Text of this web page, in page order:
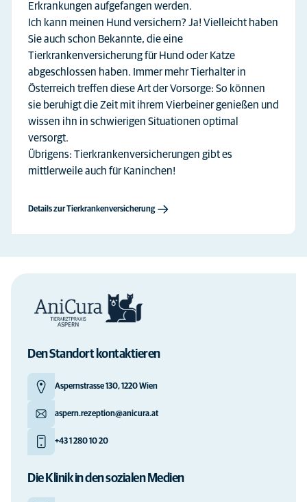
Erkrankungen aufgefangen werden.
Ich kann meinen Hund versichern? Ja! Vielleicht haben
Sie auch schon Bekannte, die eine
Tierkrankenversicherung für Hund oder Katze
abgeschlossen haben. Immer mehr Tierhalter in
Österreich treffen diese Art der Vorsorge: So können
sie beruhigt die Zeit mit ihrem Vierbeiner genießen und
wissen ihn in schwierigen Situationen optimal
versorgt.
Übrigens: Tierkrankenversicherungen gibt es
mittlerweile auch für Kaninchen!
Details zur Tierkrankenversicherung
Den Standort kontaktieren
Aspernstrasse 130, 1220 Wien
aspern.rezeption@anicura.at
+43 1 280 10 20
Die Klinik in den sozialen Medien